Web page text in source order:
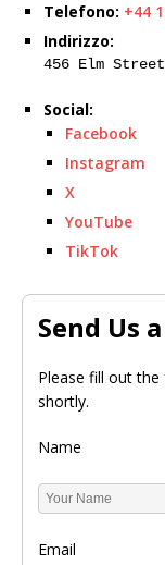
Telefono: +44
Indirizzo:
456 Elm
Social:
Facebook
Instagram
X
YouTube
TikTok
Send Us
Please fill out
shortly.
Name
Email